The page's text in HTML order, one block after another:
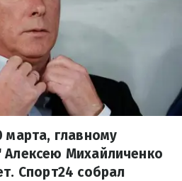
марта, главному
Михайличенко
Спорт24 собрал